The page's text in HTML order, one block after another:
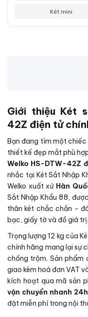
Két mini
Giới thiệu Két
42Z điện tử
Bạn đang tìm một
thiết kế đẹp mắt phù
Welko HS-DTW-42Z
nhắc tại Két Sắt Nhập
Welko xuất xứ Hàn
Sắt Nhập Khẩu 88,
thân két chắc chắn -
bạc, giấy tờ và đồ giá trị.
Trọng lượng 12 kg của
chính hãng mang lại sự
chống trộm. Sản phẩm
giao kèm hoá đơn VAT
kích hoạt qua mã sản
vận chuyển nhanh
đặt miễn phí trong nội